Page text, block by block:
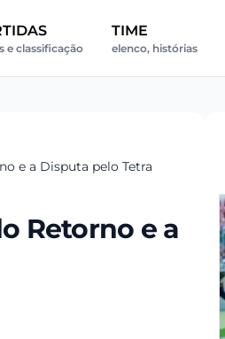
e classificação
TIME
elenco, histórias
e a Disputa pelo Tetra
Retorno e a